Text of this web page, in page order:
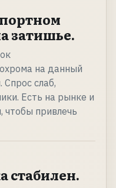
затишье.
на данный
Спрос слаб,
Есть на рынке и
чтобы привлечь
стабилен.